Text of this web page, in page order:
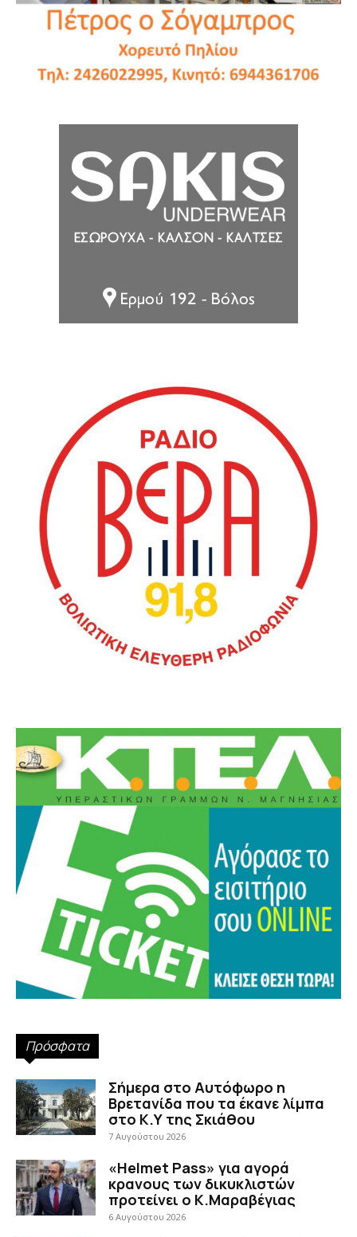
Πρόσφατα
Σήμερα στο Αυτόφωρο η
Βρετανίδα που τα έκανε λίμπα
στο Κ.Υ της Σκιάθου
7 Αυγούστου 2026
«Helmet Pass» για αγορά
κρανους των δικυκλιστών
προτείνει ο Κ.Μαραβέγιας
6 Αυγούστου 2026